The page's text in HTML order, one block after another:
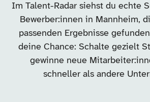
Im Talent-Radar siehst du echte
Bewerber:innen in Mannheim,
passenden Ergebnisse
deine Chance: Schalte gezielt
gewinne neue
schneller als andere